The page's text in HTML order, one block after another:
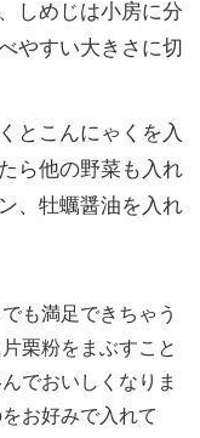
しめじは小房に分
やすい大きさに切
とこんにゃくを入
ら他の野菜も入れ
、牡蠣醤油を入れ
も満足できちゃう
栗粉をまぶすこと
でおいしくなりま
お好みで入れて